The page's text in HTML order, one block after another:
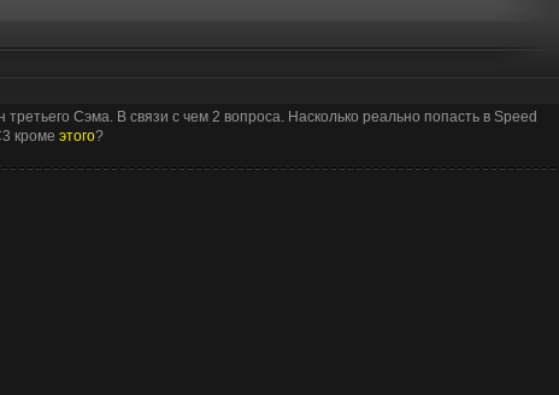
Сэма. В связи с чем 2 вопроса. Насколько реально попасть в Speed
кроме этого?